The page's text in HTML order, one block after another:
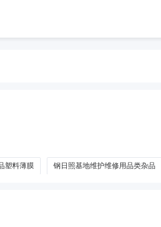
塑料薄膜 钢日照基地维护维修用品类杂品